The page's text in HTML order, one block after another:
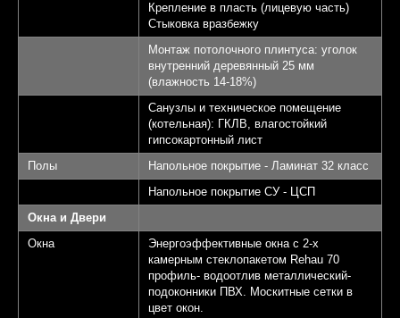
Крепление в пласть (лицевую часть)
Стыковка вразбежку
Монтаж потолочного плинтуса: уголок
внутренний деревянный 25 мм
(влажность 14-18%)
Санузлы и техническое помещение
(котельная): ГКЛВ, влагостойкий
гипсокартонный лист
Полы
Напольное покрытие - Ламинат 32 класс
Напольное покрытие СУ - ЦСП
Окна и Двери
Окна
Энергоэффективные окна с 2-х
камерным стеклопакетом Rehau 70
профиль- водоотлив металлический-
подоконники ПВХ. Москитные сетки в
цвет окон.